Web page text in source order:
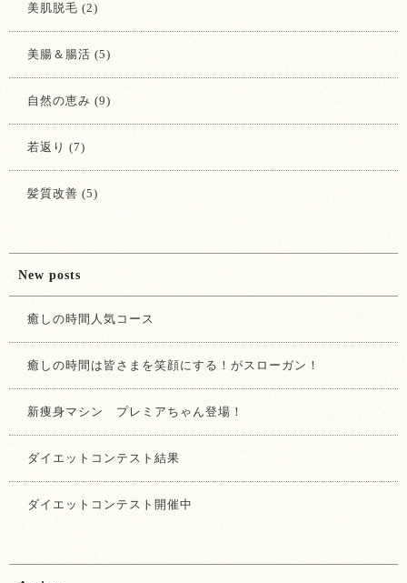
美肌脱毛 (2)
美腸＆腸活 (5)
自然の恵み (9)
若返り (7)
髪質改善 (5)
New posts
癒しの時間人気コース
癒しの時間は皆さまを笑顔にする！がスローガン！
新痩身マシン プレミアちゃん登場！
ダイエットコンテスト結果
ダイエットコンテスト開催中